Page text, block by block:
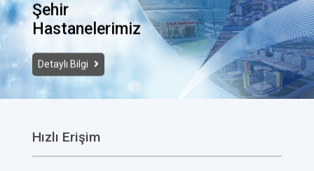
Şehir
Hastanelerimiz
Detaylı Bilgi
Hızlı Erişim